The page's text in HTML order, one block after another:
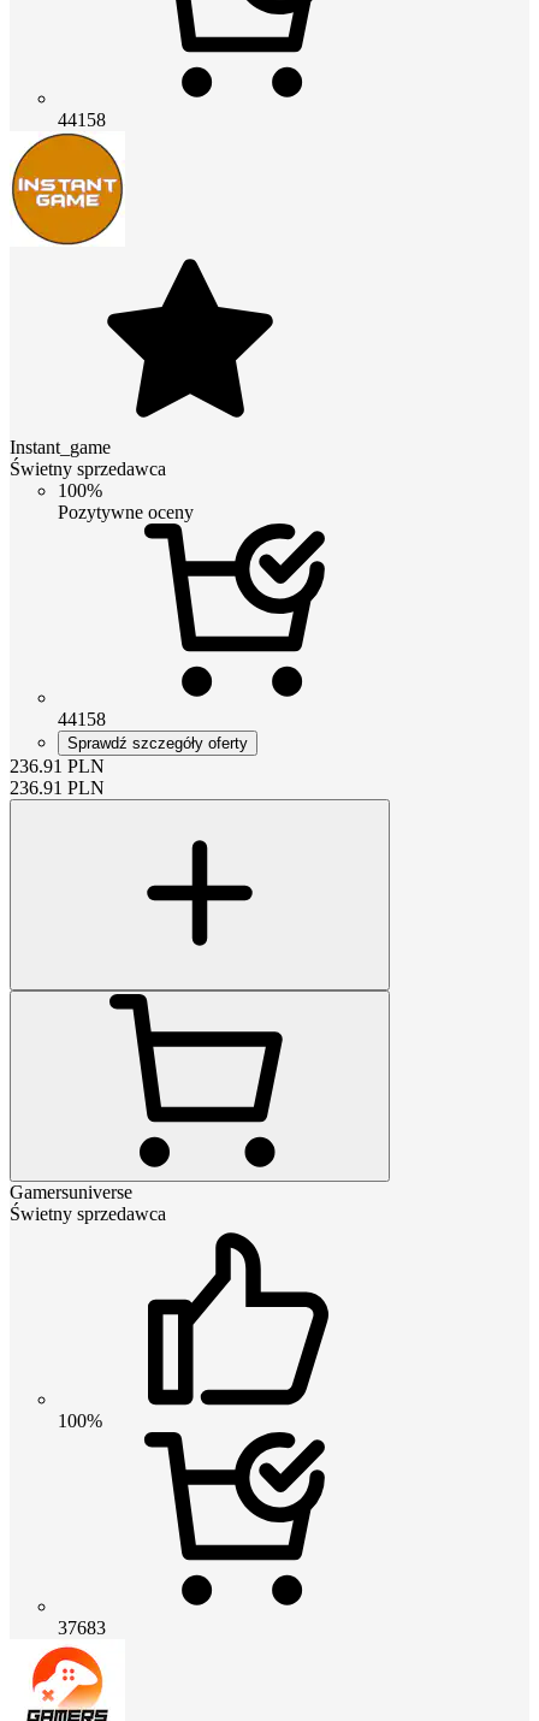
44158
Instant_game
Świetny sprzedawca
100%
Pozytywne oceny
44158
Sprawdź szczegóły oferty
236.91 PLN
236.91 PLN
Gamersuniverse
Świetny sprzedawca
100%
37683